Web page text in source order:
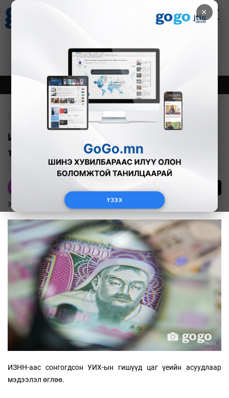
×
ҮЗЭХ
Зурхай
8.07
Онцлох Шинэ
ИЗНН: Эргээд орлого олдог зүйлд
төсвийн хөрөнгө оруулалт хийе
Улс төр 2024-08-26
ИЗНН-аас сонгогдсон УИХ-ын гишүүд цаг үеийн асуудлаар
мэдээлэл өглөө.